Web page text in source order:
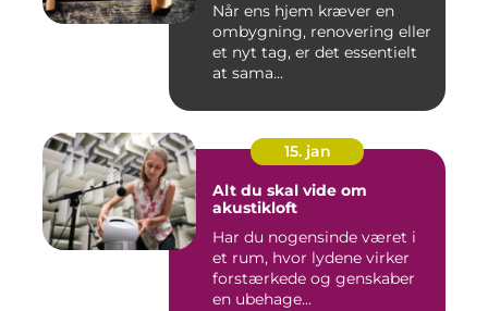
Når ens hjem kræver en
ombygning, renovering eller
et nyt tag, er det essentielt
at sama...
15. jan
Alt du skal vide om
akustikloft
Har du nogensinde været i
et rum, hvor lydene virker
forstærkede og genskaber
en ubehage...